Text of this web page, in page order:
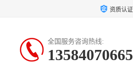
资质认证
全国服务咨询热线:
13584070665